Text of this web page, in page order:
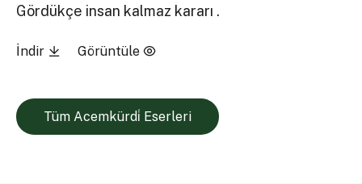
Gördükçe insan kalmaz kararı .
İndir Görüntüle
Tüm Acemkürdi̇ Eserleri